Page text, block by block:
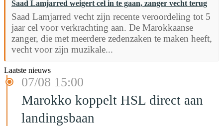
Saad Lamjarred weigert cel in te gaan, zanger vecht terug
Saad Lamjarred vecht zijn recente veroordeling tot 5
jaar cel voor verkrachting aan. De Marokkaanse
zanger, die met meerdere zedenzaken te maken heeft,
vecht voor zijn muzikale...
Laatste nieuws
07/08 15:00
Marokko koppelt HSL direct aan
landingsbaan